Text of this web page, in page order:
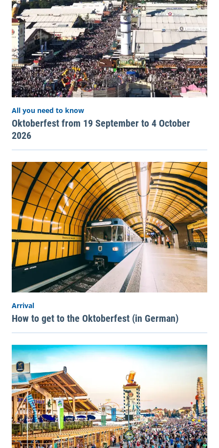
All you need to know
Oktoberfest from 19 September to 4 October
2026
Arrival
How to get to the Oktoberfest (in German)